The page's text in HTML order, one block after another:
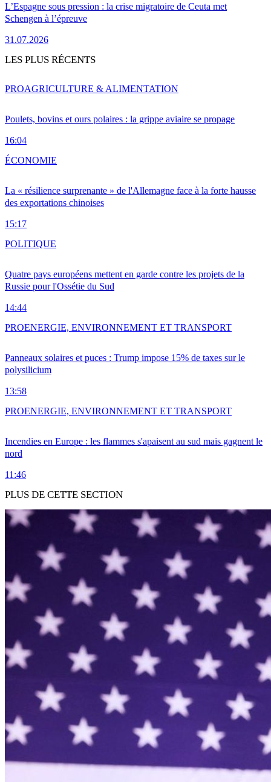
L’Espagne sous pression : la crise migratoire de Ceuta met
Schengen à l’épreuve
31.07.2026
LES PLUS RÉCENTS
Poulets, bovins et ours polaires : la grippe aviaire se propage
16:04
PROAGRICULTURE & ALIMENTATION
La « résilience surprenante » de l'Allemagne face à la forte hausse
des exportations chinoises
15:17
ÉCONOMIE
Quatre pays européens mettent en garde contre les projets de la
Russie pour l'Ossétie du Sud
14:44
POLITIQUE
Panneaux solaires et puces : Trump impose 15% de taxes sur le
polysilicium
13:58
PROENERGIE, ENVIRONNEMENT ET TRANSPORT
Incendies en Europe : les flammes s'apaisent au sud mais gagnent le
nord
11:46
PROENERGIE, ENVIRONNEMENT ET TRANSPORT
PLUS DE CETTE SECTION